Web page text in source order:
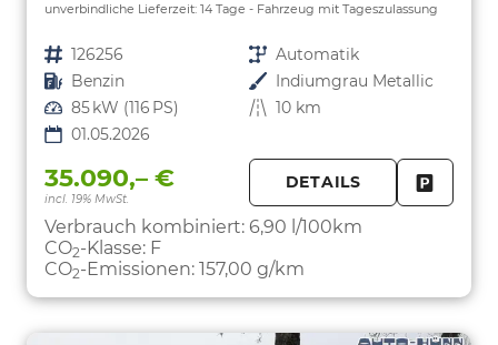
unverbindliche Lieferzeit: 14 Tage Fahrzeug mit Tageszulassung
Fahrzeugnr. 126256 Getriebe Automatik
Kraftstoff Benzin Außenfarbe Indiumgrau Metallic
Leistung 85 kW (116 PS) Kilometerstand 10 km
01.05.2026
35.090,– €
incl. 19% MwSt.
DETAILS
Verbrauch kombiniert: 6,90 l/100km
CO2-Klasse: F
CO2-Emissionen: 157,00 g/km